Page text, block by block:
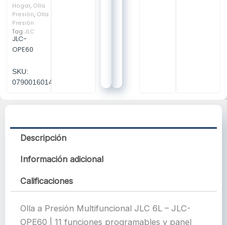
Hogar, Olla
Presión, Olla
Presión
Tag JLC
JLC-
OPE60
SKU:
07900160147
Descripción
Información adicional
Calificaciones
Olla a Presión Multifuncional JLC 6L – JLC-
OPE60 | 11 funciones programables y panel